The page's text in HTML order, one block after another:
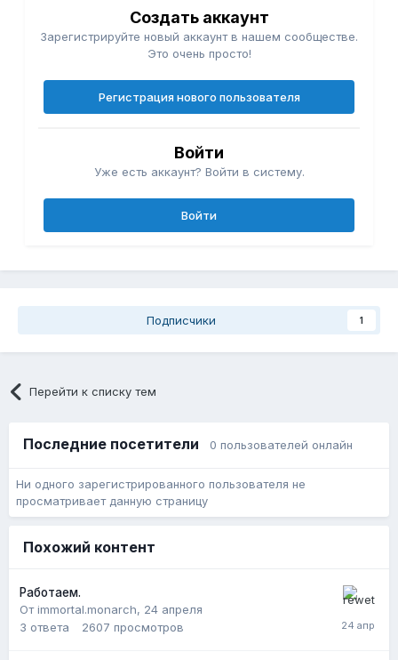
Создать аккаунт
Зарегистрируйте новый аккаунт в нашем сообществе.
Это очень просто!
Регистрация нового пользователя
Войти
Уже есть аккаунт? Войти в систему.
Войти
Подписчики 1
Перейти к списку тем
Последние посетители 0 пользователей онлайн
Ни одного зарегистрированного пользователя не
просматривает данную страницу
Похожий контент
Работаем.
От immortal.monarch, 24 апреля
3 ответа 2607 просмотров